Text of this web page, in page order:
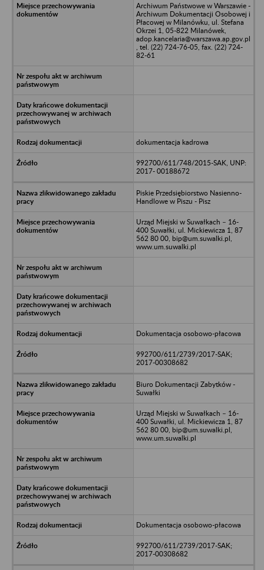
Archiwum Państwowe w Warszawie -
Archiwum Dokumentacji Osobowej i
Płacowej w Milanówku, ul. Stefana
Okrzei 1, 05-822 Milanówek,
adop.kancelaria@warszawa.ap.gov.pl
, tel. (22) 724-76-05, fax. (22) 724-
82-61
dokumentacja kadrowa
992700/611/748/2015-SAK, UNP:
2017- 00188672
Piskie Przedsiębiorstwo Nasienno-
Handlowe w Piszu - Pisz
Urząd Miejski w Suwałkach – 16-
400 Suwałki, ul. Mickiewicza 1, 87
562 80 00, bip@um.suwalki.pl,
www.um.suwalki.pl
Dokumentacja osobowo-płacowa
992700/611/2739/2017-SAK;
2017-00308682
Biuro Dokumentacji Zabytków -
Suwałki
Urząd Miejski w Suwałkach – 16-
400 Suwałki, ul. Mickiewicza 1, 87
562 80 00, bip@um.suwalki.pl,
www.um.suwalki.pl
Dokumentacja osobowo-płacowa
992700/611/2739/2017-SAK;
2017-00308682